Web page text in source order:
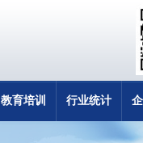
教育培训 行业统计